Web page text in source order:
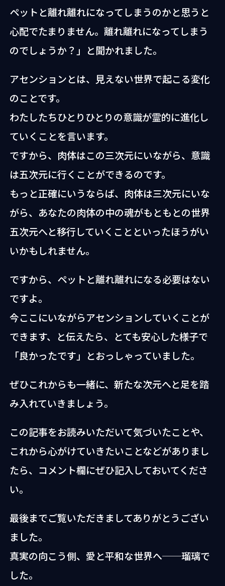
ペットと離れ離れになってしまうのかと思うと
心配でたまりません。離れ離れになってしまう
のでしょうか？」と聞かれました。
アセンションとは、見えない世界で起こる変化
のことです。
わたしたちひとりひとりの意識が霊的に進化し
ていくことを言います。
ですから、肉体はこの三次元にいながら、意識
は五次元に行くことができるのです。
もっと正確にいうならば、肉体は三次元にいな
がら、あなたの肉体の中の魂がもともとの世界
五次元へと移行していくことといったほうがい
いかもしれません。
ですから、ペットと離れ離れになる必要はない
ですよ。
今ここにいながらアセンションしていくことが
できます、と伝えたら、とても安心した様子で
「良かったです」とおっしゃっていました。
ぜひこれからも一緒に、新たな次元へと足を踏
み入れていきましょう。
この記事をお読みいただいて気づいたことや、
これから心がけていきたいことなどがありまし
たら、コメント欄にぜひ記入しておいてくださ
い。
最後までご覧いただきましてありがとうござい
ました。
真実の向こう側、愛と平和な世界へ──瑠璃で
した。